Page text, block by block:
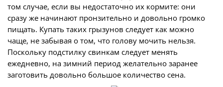
том случае, если вы недостаточно их кормите: они
сразу же начинают пронзительно и довольно громко
пищать. Купать таких грызунов следует как можно
чаще, не забывая о том, что голову мочить нельзя.
Поскольку подстилку свинкам следует менять
ежедневно, на зимний период желательно заранее
заготовить довольно большое количество сена.